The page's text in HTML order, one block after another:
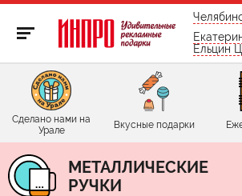
бесплатно по
Ельцин
Сделано нами на
Урале
Вкусные подарки
МЕТАЛЛИЧЕСКИЕ
РУЧКИ